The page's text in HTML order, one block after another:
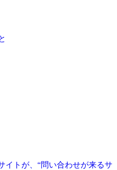
イトが、“問い合わせが来るサ